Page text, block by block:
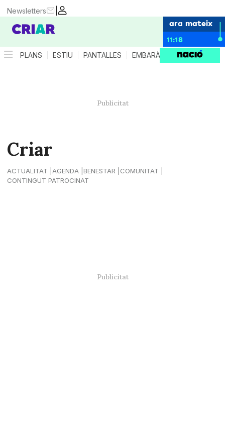
|
Newsletters
ara mateix
11:18
PLANS ESTIU PANTALLES EMBARÀS CRIANÇA
Criar
ACTUALITAT AGENDA BENESTAR
COMUNITAT
CONTINGUT PATROCINAT